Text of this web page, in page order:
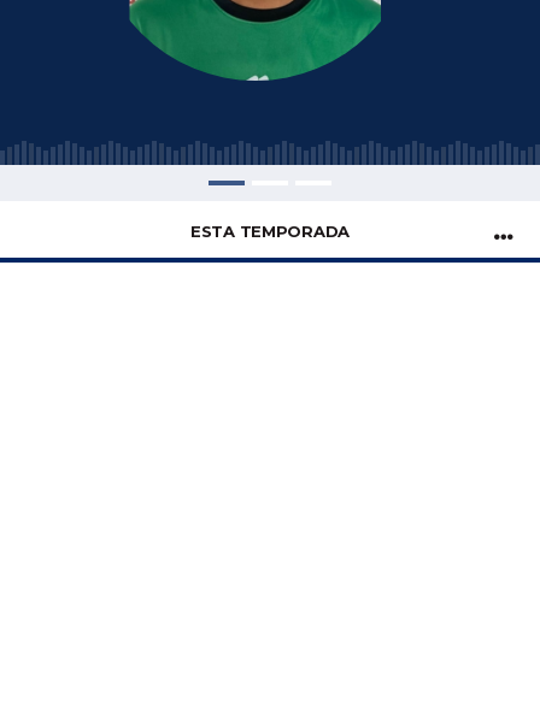
ESTA TEMPORADA